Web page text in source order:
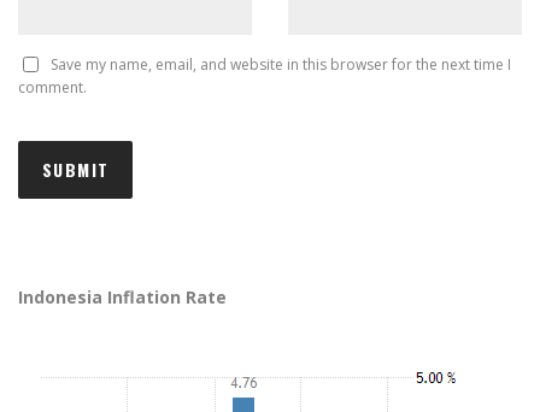
Save my name, email, and website in this browser for the next time I
comment.
Indonesia Inflation Rate